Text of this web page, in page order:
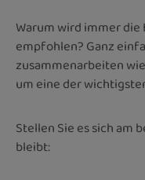
Warum wird immer die
empfohlen? Ganz
zusammenarbeiten
um eine der
Stellen Sie es sich am
bleibt: